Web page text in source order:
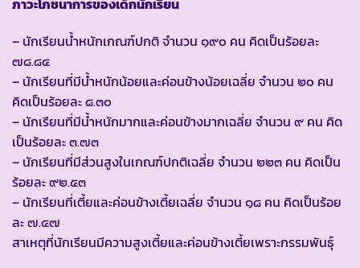
ภาวะโภชนาการของเด็กนักเรียน
– นักเรียนน้ำหนักเกณฑ์ปกติ จำนวน ๑๙๐ คน คิดเป็นร้อยละ
๗๘.๘๔
– นักเรียนที่มีน้ำหนักน้อยและค่อนข้างน้อยเฉลี่ย จำนวน ๒๐ คน
คิดเป็นร้อยละ ๘.๓๐
– นักเรียนที่มีน้ำหนักมากและค่อนข้างมากเฉลี่ย จำนวน ๙ คน คิด
เป็นร้อยละ ๓.๗๓
– นักเรียนที่มีส่วนสูงในเกณฑ์ปกติเฉลี่ย จำนวน ๒๒๓ คน คิดเป็น
ร้อยละ ๙๒.๕๓
– นักเรียนที่เตี้ยและค่อนข้างเตี้ยเฉลี่ย จำนวน ๑๘ คน คิดเป็นร้อย
ละ ๗.๔๗
สาเหตุที่นักเรียนมีความสูงเตี้ยและค่อนข้างเตี้ยเพราะกรรมพันธุ์